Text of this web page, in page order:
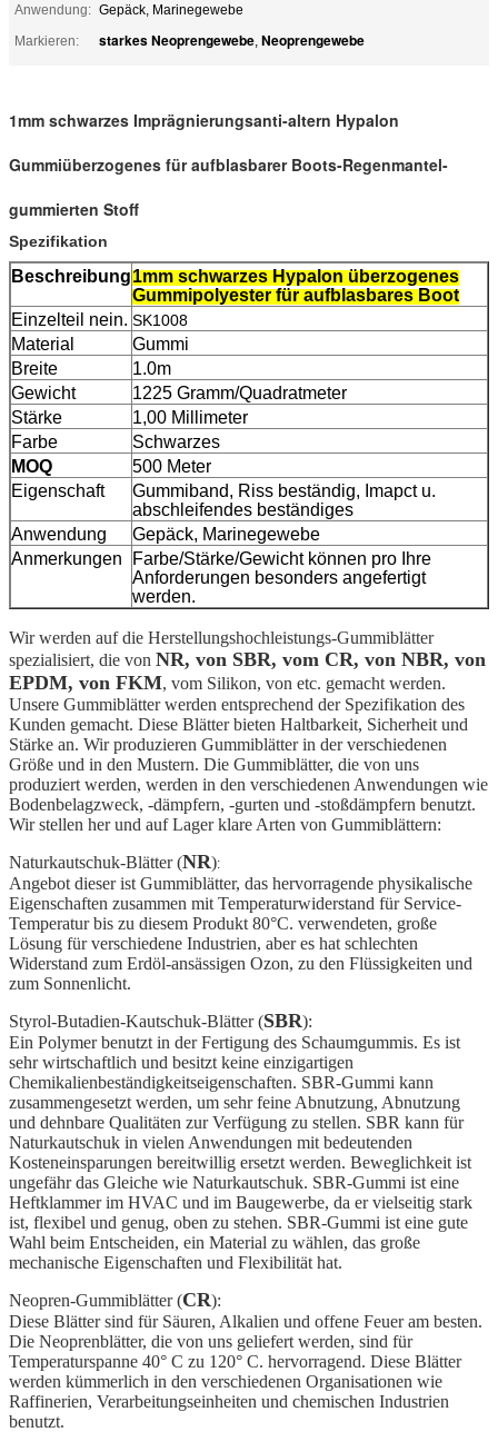
Anwendung: Gepäck, Marinegewebe
Markieren:
starkes Neoprengewebe, Neoprengewebe
1mm schwarzes Imprägnierungsanti-altern Hypalon
Gummiüberzogenes für aufblasbarer Boots-Regenmantel-
gummierten Stoff
Spezifikation
Beschreibung1mm schwarzes Hypalon überzogenes
Gummipolyester für aufblasbares Boot
Einzelteil nein. SK1008
Material
Gummi
Breite
1.0m
Gewicht
1225 Gramm/Quadratmeter
Stärke
1,00 Millimeter
Farbe
Schwarzes
MOQ
500 Meter
Eigenschaft
Gummiband, Riss beständig, Imapct u.
abschleifendes beständiges
Anwendung
Gepäck, Marinegewebe
Anmerkungen
Farbe/Stärke/Gewicht können pro Ihre
Anforderungen besonders angefertigt
werden.
Wir werden auf die Herstellungshochleistungs-Gummiblätter
spezialisiert, die von NR, von SBR, vom CR, von NBR, von
EPDM, von FKM, vom Silikon, von etc. gemacht werden.
Unsere Gummiblätter werden entsprechend der Spezifikation des
Kunden gemacht. Diese Blätter bieten Haltbarkeit, Sicherheit und
Stärke an. Wir produzieren Gummiblätter in der verschiedenen
Größe und in den Mustern. Die Gummiblätter, die von uns
produziert werden, werden in den verschiedenen Anwendungen wie
Bodenbelagzweck, -dämpfern, -gurten und -stoßdämpfern benutzt.
Wir stellen her und auf Lager klare Arten von Gummiblättern:
Naturkautschuk-Blätter (NR):
Angebot dieser ist Gummiblätter, das hervorragende physikalische
Eigenschaften zusammen mit Temperaturwiderstand für Service-
Temperatur bis zu diesem Produkt 80°C. verwendeten, große
Lösung für verschiedene Industrien, aber es hat schlechten
Widerstand zum Erdöl-ansässigen Ozon, zu den Flüssigkeiten und
zum Sonnenlicht.
Styrol-Butadien-Kautschuk-Blätter (SBR):
Ein Polymer benutzt in der Fertigung des Schaumgummis. Es ist
sehr wirtschaftlich und besitzt keine einzigartigen
Chemikalienbeständigkeitseigenschaften. SBR-Gummi kann
zusammengesetzt werden, um sehr feine Abnutzung, Abnutzung
und dehnbare Qualitäten zur Verfügung zu stellen. SBR kann für
Naturkautschuk in vielen Anwendungen mit bedeutenden
Kosteneinsparungen bereitwillig ersetzt werden. Beweglichkeit ist
ungefähr das Gleiche wie Naturkautschuk. SBR-Gummi ist eine
Heftklammer im HVAC und im Baugewerbe, da er vielseitig stark
ist, flexibel und genug, oben zu stehen. SBR-Gummi ist eine gute
Wahl beim Entscheiden, ein Material zu wählen, das große
mechanische Eigenschaften und Flexibilität hat.
Neopren-Gummiblätter (CR):
Diese Blätter sind für Säuren, Alkalien und offene Feuer am besten.
Die Neoprenblätter, die von uns geliefert werden, sind für
Temperaturspanne 40° C zu 120° C. hervorragend. Diese Blätter
werden kümmerlich in den verschiedenen Organisationen wie
Raffinerien, Verarbeitungseinheiten und chemischen Industrien
benutzt.